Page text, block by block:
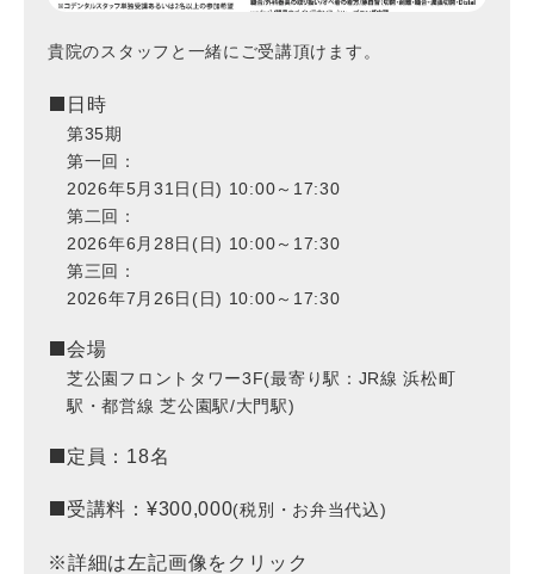
貴院のスタッフと一緒にご受講頂けます。
日時
第35期
第一回：
2026年5月31日(日) 10:00～17:30
第二回：
2026年6月28日(日) 10:00～17:30
第三回：
2026年7月26日(日) 10:00～17:30
会場
芝公園フロントタワー3F(最寄り駅：JR線 浜松町
駅・都営線 芝公園駅/大門駅)
定員：18名
受講料：¥300,000(税別・お弁当代込)
※詳細は左記画像をクリック